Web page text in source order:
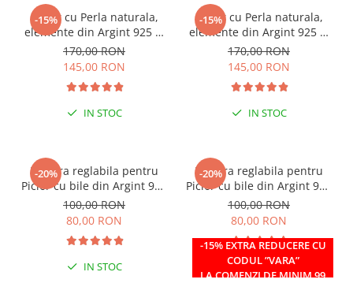
-15%
Colier cu Perla naturala,
elemente din Argint 925 si
margele Miyuki, multicolor
170,00 RON
145,00 RON
IN STOC
-15%
Colier cu Perla naturala,
elemente din Argint 925 si
margele Miyuki, verde/kiwi
170,00 RON
145,00 RON
IN STOC
-20%
Bratara reglabila pentru
Picior cu bile din Argint 925
si margele Miyuki rosii
100,00 RON
80,00 RON
IN STOC
-20%
-15% EXTRA REDUCERE CU
CODUL ”VARA”
LA COMENZI DE MINIM 99
Bratara reglabila pentru
Picior cu bile din Argint 925
si margele Miyuki verzi
100,00 RON
80,00 RON
IN STOC